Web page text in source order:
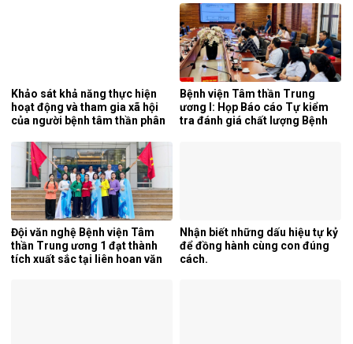
Khảo sát khả năng thực hiện
hoạt động và tham gia xã hội
của người bệnh tâm thần phân
năng, Bệnh viện Tâm thần
Trung ương 1.
Bệnh viện Tâm thần Trung
ương I: Họp Báo cáo Tự kiểm
tra đánh giá chất lượng Bệnh
Đội văn nghệ Bệnh viện Tâm
thần Trung ương 1 đạt thành
tích xuất sắc tại liên hoan văn
Nhận biết những dấu hiệu tự kỷ
để đồng hành cùng con đúng
cách.